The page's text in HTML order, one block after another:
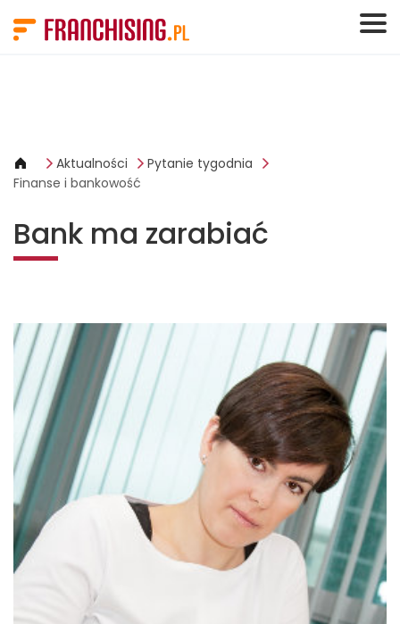
Aktualności
Pytanie tygodnia
Finanse i bankowość
Bank ma zarabiać